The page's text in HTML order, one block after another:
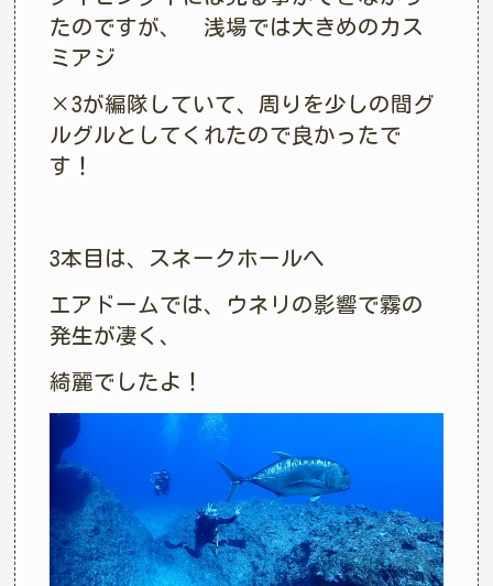
たのですが、 浅場では大きめのカス
ミアジ
×3が編隊していて、周りを少しの間グ
ルグルとしてくれたので良かったで
す！
3本目は、スネークホールへ
エアドームでは、ウネリの影響で霧の
発生が凄く、
綺麗でしたよ！